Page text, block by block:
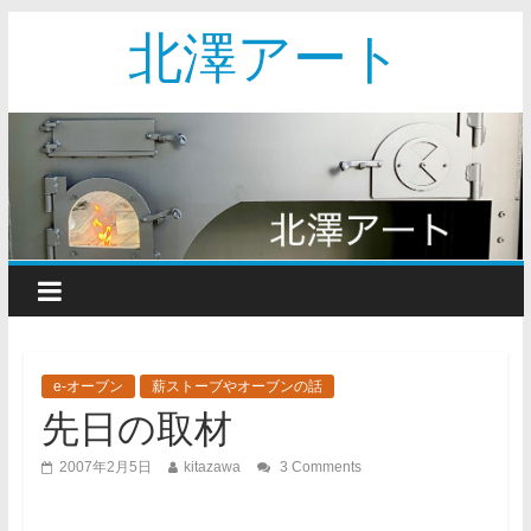
北澤アート
e-オーブン 薪ストーブやオーブンの話
先日の取材
2007年2月5日 kitazawa 3 Comments